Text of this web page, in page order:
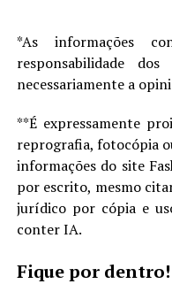
*As informações
responsabilidade
necessariamente a
**É expressamente
reprografia, fotocópia
informações do site
por escrito, mesmo
jurídico por cópia e
conter IA.
Fique por dentro!